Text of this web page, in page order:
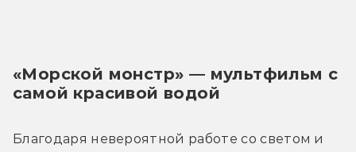
«Морской монстр» — мультфильм с
самой красивой водой
Благодаря невероятной работе со светом и